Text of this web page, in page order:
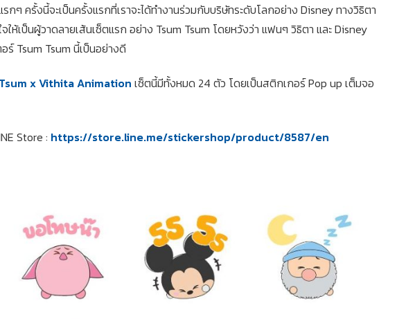
ๆ ครั้งนี้จะเป็นครั้งแรกที่เราจะได้ทำงานร่วมกับบริษัทระดับโลกอย่าง Disney ทางวิธิตา
ให้เป็นผู้วาดลายเส้นเซ็ตแรก อย่าง Tsum Tsum โดยหวังว่า แฟนๆ วิธิตา และ Disney
ร์ Tsum Tsum นี้เป็นอย่างดี
x Vithita Animation เซ็ตนี้มีทั้งหมด 24 ตัว โดยเป็นสติกเกอร์ Pop up เต็มจอ
Store : https://store.line.me/stickershop/product/8587/en